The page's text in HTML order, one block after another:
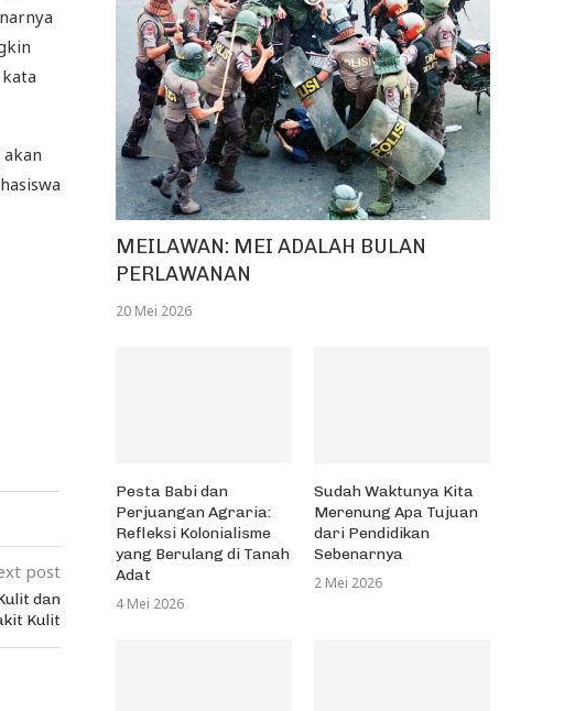
post
dan
Kulit
MEILAWAN: MEI ADALAH BULAN
PERLAWANAN
20 Mei 2026
Pesta Babi dan
Perjuangan Agraria:
Refleksi Kolonialisme
yang Berulang di Tanah
Adat
4 Mei 2026
Sudah Waktunya Kita
Merenung Apa Tujuan
dari Pendidikan
Sebenarnya
2 Mei 2026